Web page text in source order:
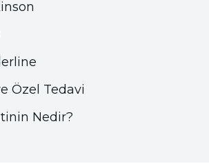
Özel Tedavi
Nedir?